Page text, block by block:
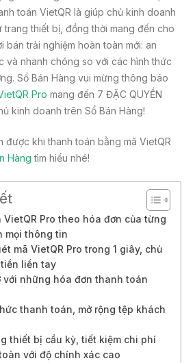
toán VietQR là giúp chủ kinh doanh
trang thiết bị, đồng thời mang đến cho
bán trải nghiệm hoàn toàn mới: an
và nhanh chóng so với các hình thức
Sổ Bán Hàng vui mừng thông báo
Pro mang đến 7 ĐẶC QUYỀN
kinh doanh trên Sổ Bán Hàng!
được khi thanh toán bằng mã VietQR
Hàng tìm hiểu nhé!
VietQR Pro theo hóa đơn của từng
mọi thông tin
mã VietQR Pro trong 1 giây, chủ
liền tay
với những hóa đơn thanh toán
thanh toán, mở rộng tệp khách
thiết bị cầu kỳ, tiết kiệm chi phí
với độ chính xác cao